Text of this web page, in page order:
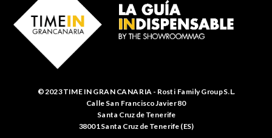
© 2023 TIME IN GRAN CANARIA - Rosti Family Group S.L.
Calle San Francisco Javier 80
Santa Cruz de Tenerife
38001 Santa Cruz de Tenerife (ES)